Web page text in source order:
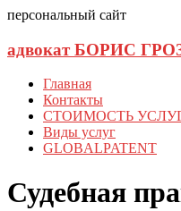
персональный сайт
адвокат БОРИС
Главная
Контакты
СТОИМОСТЬ
Виды услуг
GLOBALPATENT
Судебная